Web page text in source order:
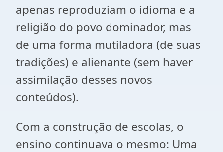
apenas reproduziam o idioma e a
religião do povo dominador, mas
de uma forma mutiladora (de suas
tradições) e alienante (sem haver
assimilação desses novos
conteúdos).
Com a construção de escolas, o
ensino continuava o mesmo: Uma